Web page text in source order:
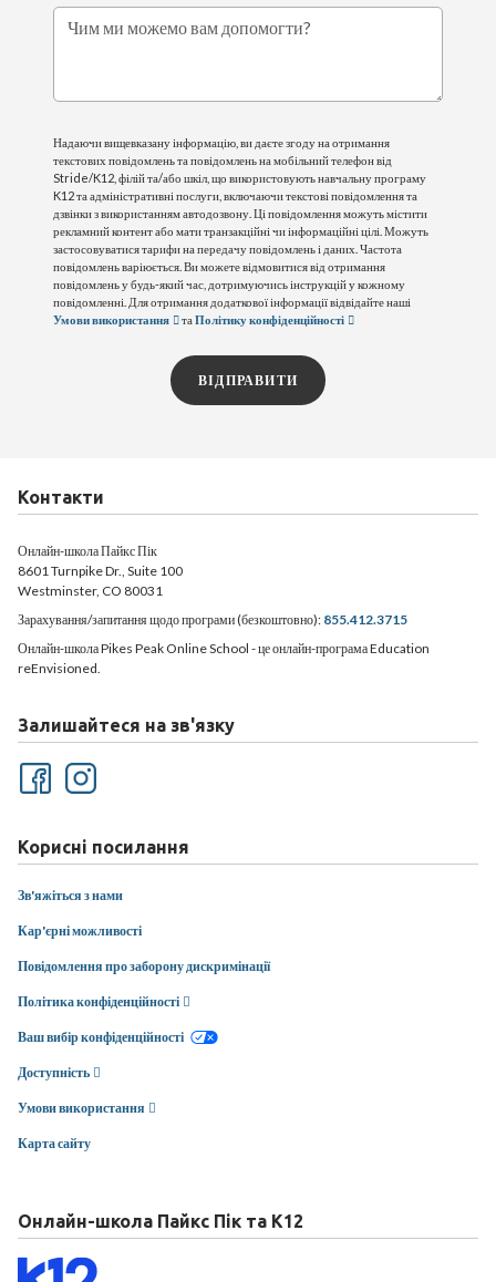
Чим ми можемо вам допомогти?
Надаючи вищевказану інформацію, ви даєте згоду на отримання
текстових повідомлень та повідомлень на мобільний телефон від
Stride/K12, філій та/або шкіл, що використовують навчальну програму
K12 та адміністративні послуги, включаючи текстові повідомлення та
дзвінки з використанням автодозвону. Ці повідомлення можуть містити
рекламний контент або мати транзакційні чи інформаційні цілі. Можуть
застосовуватися тарифи на передачу повідомлень і даних. Частота
повідомлень варіюється. Ви можете відмовитися від отримання
повідомлень у будь-який час, дотримуючись інструкцій у кожному
повідомленні. Для отримання додаткової інформації відвідайте наші
Умови використання
та Політику конфіденційності
ВІДПРАВИТИ
Контакти
Онлайн-школа Пайкс Пік
8601 Turnpike Dr., Suite 100
Westminster, CO 80031
Зарахування/запитання щодо програми (безкоштовно): 855.412.3715
Онлайн-школа Pikes Peak Online School - це онлайн-програма Education
reEnvisioned.
Залишайтеся на зв'язку
Корисні посилання
Зв'яжіться з нами
Кар'єрні можливості
Повідомлення про заборону дискримінації
Політика конфіденційності
Ваш вибір конфіденційності
Доступність
Умови використання
Карта сайту
Онлайн-школа Пайкс Пік та K12